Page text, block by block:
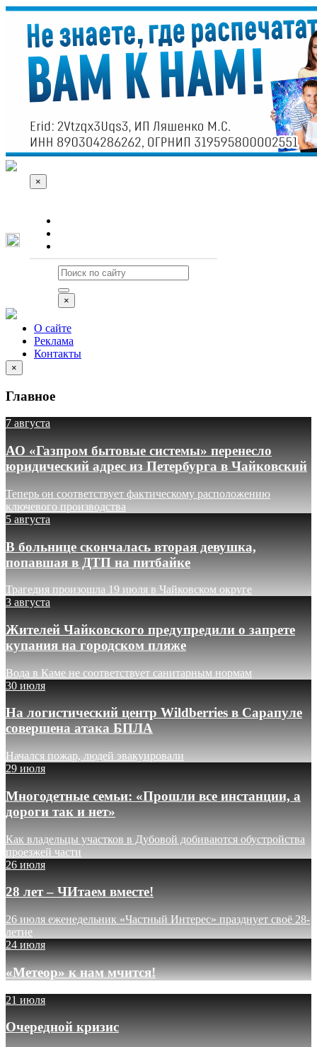
×
×
О сайте
Реклама
Контакты
×
Главное
7 августа
АО «Газпром бытовые системы» перенесло
юридический адрес из Петербурга в Чайковский
Теперь он соответствует фактическому расположению
ключевого производства
5 августа
В больнице скончалась вторая девушка,
попавшая в ДТП на питбайке
Трагедия произошла 19 июля в Чайковском округе
3 августа
Жителей Чайковского предупредили о запрете
купания на городском пляже
Вода в Каме не соответствует санитарным нормам
30 июля
На логистический центр Wildberries в Сарапуле
совершена атака БПЛА
Начался пожар, людей эвакуировали
29 июля
Многодетные семьи: «Прошли все инстанции, а
дороги так и нет»
Как владельцы участков в Дубовой добиваются обустройства
проезжей части
26 июля
28 лет – ЧИтаем вместе!
26 июля еженедельник «Частный Интерес» празднует своё 28-
летие
24 июля
«Метеор» к нам мчится!
21 июля
Очередной кризис